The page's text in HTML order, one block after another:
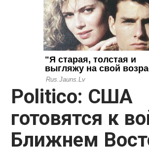
Politico: США
готовятся к
Ближнем